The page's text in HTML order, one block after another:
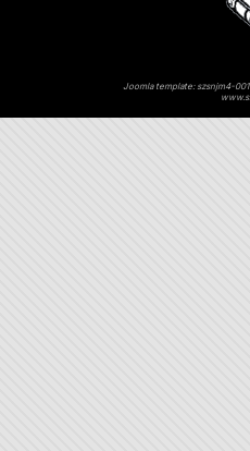
Joomla template: szsnjm4-